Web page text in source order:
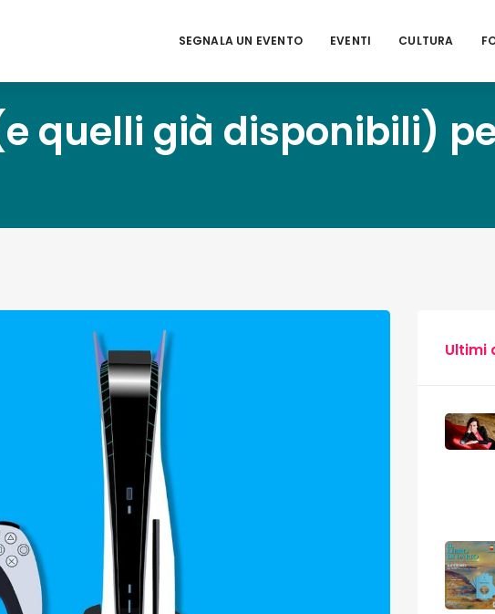
SEGNALA UN EVENTO EVENTI CULTURA
quelli già disponibili)
Ultimi